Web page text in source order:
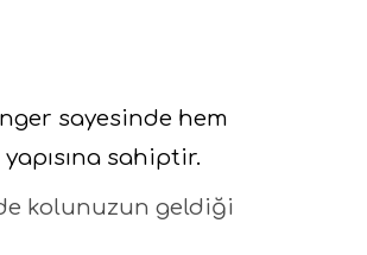
sayesinde hem
sahiptir.
kolunuzun geldiği